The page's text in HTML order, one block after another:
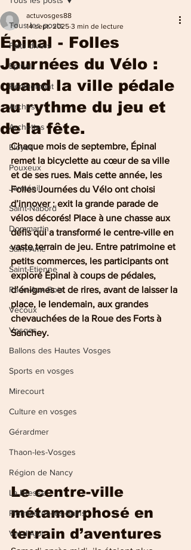
Tous les posts
Faits divers
Epinal
Remiremont
Arches
Archettes
Eloyes
Pouxeux
Jarménil
Saint-Nabord
Dommartin
Saint-Amé
Saint-Etienne
Raon-Aux-Bois
Vecoux
Vosges
Ballons des Hautes Vosges
Sports en vosges
Mirecourt
Culture en vosges
Gérardmer
Thaon-les-Vosges
Région de Nancy
La Bresse
Plombières-les-Bains
Val-d'Ajol
Épinal - Folles
Journées du Vélo :
quand la ville pédale
au rythme du jeu et
de la fête.
actuvosges88
14 sept. 2025 3 min de lecture
Chaque mois de septembre, Épinal
remet la bicyclette au cœur de sa ville
et de ses rues. Mais cette année, les
Folles Journées du Vélo ont choisi
d’innover : exit la grande parade de
vélos décorés! Place à une chasse aux
défis qui a transformé le centre-ville en
vaste terrain de jeu. Entre patrimoine et
petits commerces, les participants ont
exploré Épinal à coups de pédales,
d’énigmes et de rires, avant de laisser la
place, le lendemain, aux grandes
chevauchées de la Roue des Forts à
Sanchey.
Le centre-ville
métamorphosé en
terrain d’aventures